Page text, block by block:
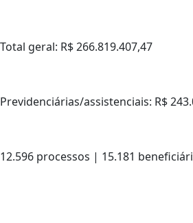
Total geral: R$ 266.819.407,47
Previdenciárias/assistenciais: R$
12.596 processos | 15.181